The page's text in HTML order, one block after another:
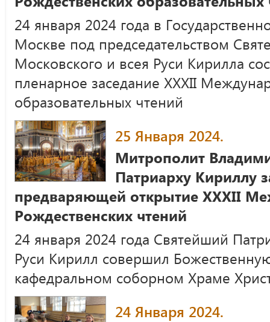
24 января 2024 года в
Москве под председательством
Московского и всея Руси Кирилла
пленарное заседание XXXII
образовательных чтений
25 Января 2024.
Митрополит
Патриарху Кириллу
предваряющей открытие XXXII
Рождественских чтений
24 января 2024 года Святейший
Руси Кирилл совершил
кафедральном соборном Храме
24 Января 2024.